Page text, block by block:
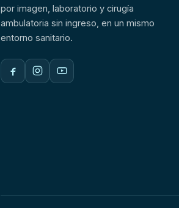
por imagen, laboratorio y cirugía
ambulatoria sin ingreso, en un mismo
entorno sanitario.